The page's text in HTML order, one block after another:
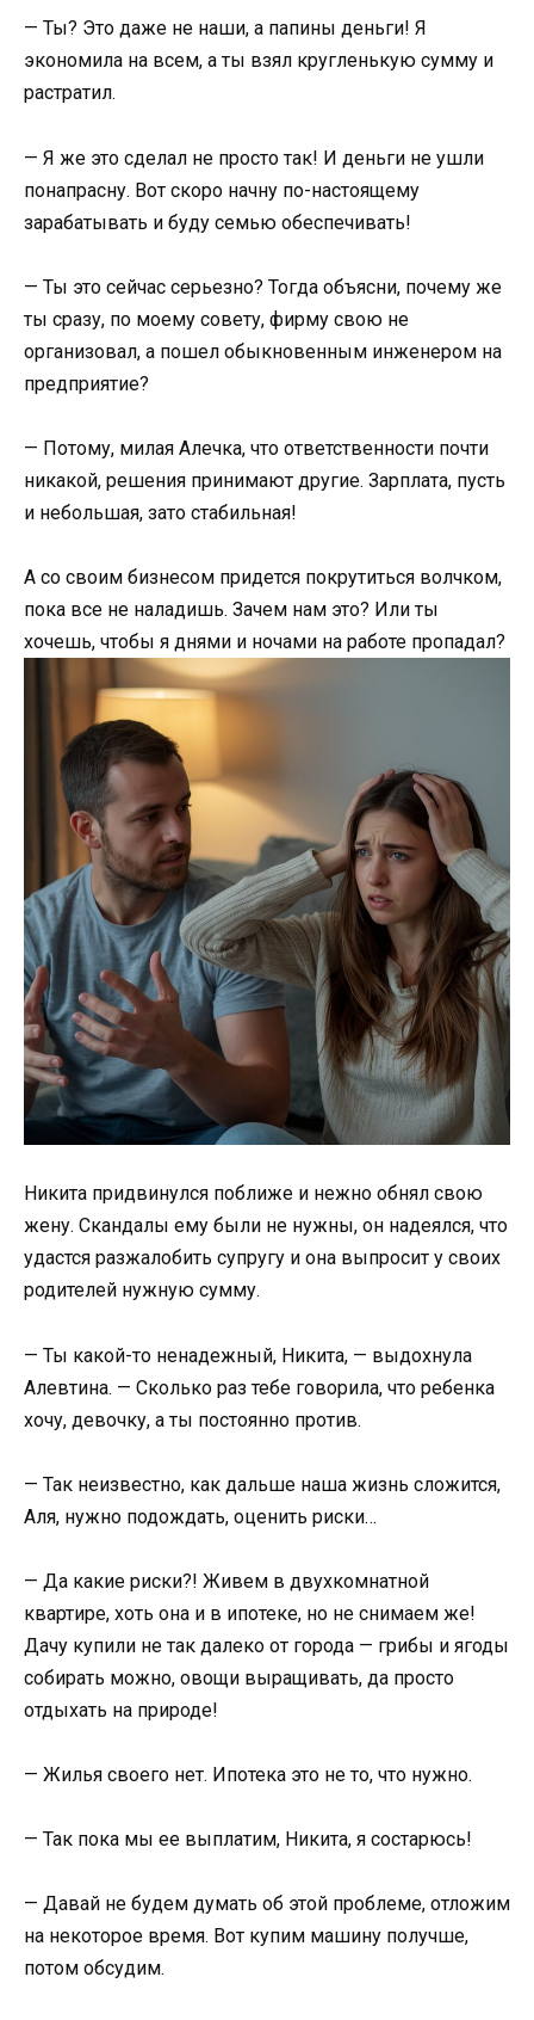
— Ты? Это даже не наши, а папины деньги! Я
экономила на всем, а ты взял кругленькую сумму и
растратил.
— Я же это сделал не просто так! И деньги не ушли
понапрасну. Вот скоро начну по-настоящему
зарабатывать и буду семью обеспечивать!
— Ты это сейчас серьезно? Тогда объясни, почему же
ты сразу, по моему совету, фирму свою не
организовал, а пошел обыкновенным инженером на
предприятие?
— Потому, милая Алечка, что ответственности почти
никакой, решения принимают другие. Зарплата, пусть
и небольшая, зато стабильная!
А со своим бизнесом придется покрутиться волчком,
пока все не наладишь. Зачем нам это? Или ты
хочешь, чтобы я днями и ночами на работе пропадал?
Никита придвинулся поближе и нежно обнял свою
жену. Скандалы ему были не нужны, он надеялся, что
удастся разжалобить супругу и она выпросит у своих
родителей нужную сумму.
— Ты какой-то ненадежный, Никита, — выдохнула
Алевтина. — Сколько раз тебе говорила, что ребенка
хочу, девочку, а ты постоянно против.
— Так неизвестно, как дальше наша жизнь сложится,
Аля, нужно подождать, оценить риски…
— Да какие риски?! Живем в двухкомнатной
квартире, хоть она и в ипотеке, но не снимаем же!
Дачу купили не так далеко от города — грибы и ягоды
собирать можно, овощи выращивать, да просто
отдыхать на природе!
— Жилья своего нет. Ипотека это не то, что нужно.
— Так пока мы ее выплатим, Никита, я состарюсь!
— Давай не будем думать об этой проблеме, отложим
на некоторое время. Вот купим машину получше,
потом обсудим.